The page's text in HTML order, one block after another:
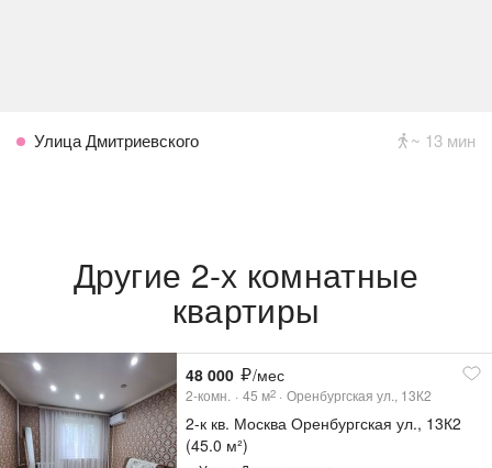
Улица Дмитриевского ~ 13 мин
Другие 2-х комнатные
квартиры
48 000 /мес
2-комн. 45 м2 Оренбургская ул., 13К2
2-к кв. Москва Оренбургская ул., 13К2
(45.0 м²)